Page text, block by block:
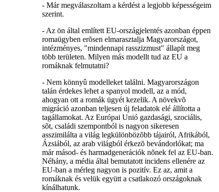
- Már megválaszoltam a kérdést a legjobb képességeim
szerint.
- Az ön által említett EU-országjelentés azonban éppen
romaügyben erõsen elmarasztalja Magyarországot,
intézményes, "mindennapi rasszizmust" állapít meg
több területen. Milyen más modellt tud az EU a
romáknak felmutatni?
- Nem könnyû modelleket találni. Magyarországon
talán érdekes lehet a spanyol modell, az a mód,
ahogyan ott a romák ügyét kezelik. A növekvõ
migráció azonban teljesen új feladatok elé állította a
tagállamokat. Az Európai Unió gazdasági, szociális,
sõt, családi szempontból is nagyon sikeresen
asszimilálta a világ legkülönbözõbb tájairól, Afrikából,
Ázsiából, az arab világból érkezõ bevándorlókat; ma
már másod- és harmadgenerációk nõnek fel az EU-ban.
Néhány, a média által bemutatott incidens ellenére az
EU-ban a mérleg nagyon is pozitív. Ez az, amit a
romáknak és velük együtt a csatlakozó országoknak
kínálhatunk.